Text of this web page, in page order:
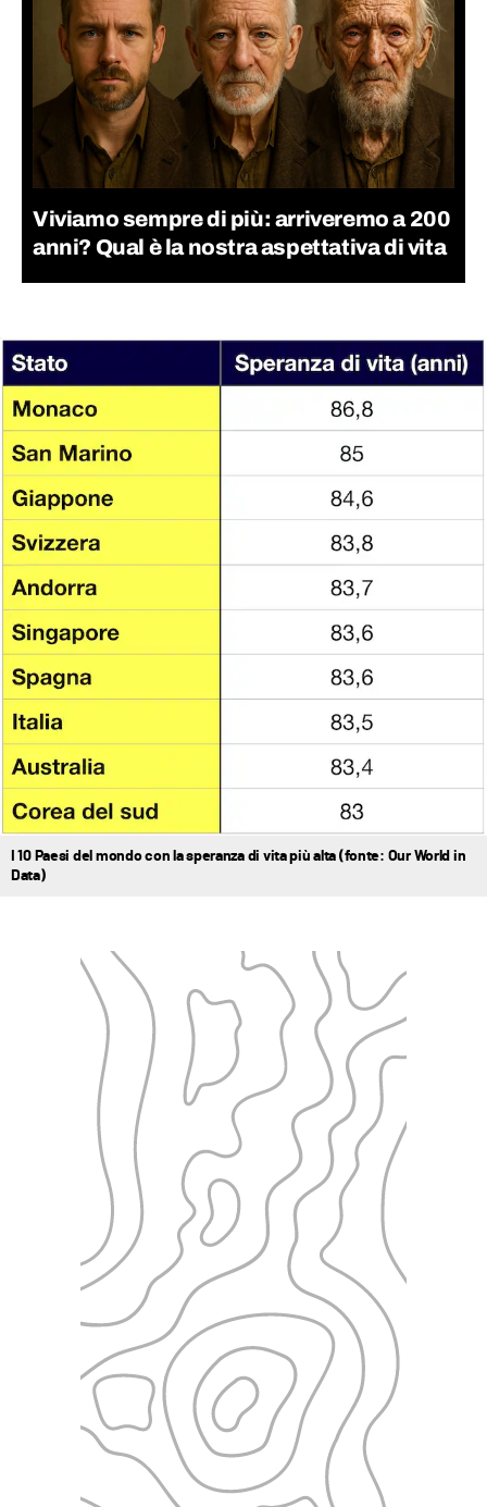
Viviamo sempre di più: arriveremo a 200
anni? Qual è la nostra aspettativa di vita
I 10 Paesi del mondo con la speranza di vita più alta (fonte: Our World in
Data)